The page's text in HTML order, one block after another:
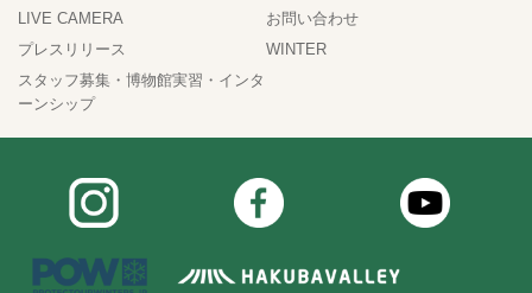
LIVE CAMERA
お問い合わせ
プレスリリース
WINTER
スタッフ募集・博物館実習・インタ
ーンシップ